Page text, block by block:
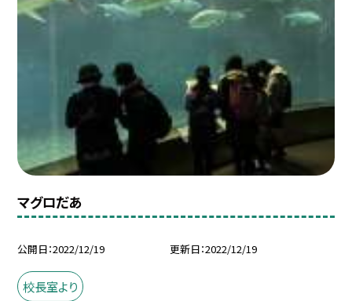
マグロだあ
公開日 2022/12/19 更新日 2022/12/19
校長室より